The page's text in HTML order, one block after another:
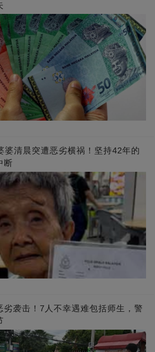
婆清晨突遭恶劣横祸！坚持42年的
断
劣袭击！7人不幸遇难包括师生，警